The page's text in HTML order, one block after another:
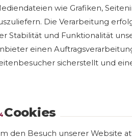
wie Grafiken,
Die Verarbeitung
Stabilität und Funktionalität
einen
sicherstellt und
Cookies
den Besuch unserer Website